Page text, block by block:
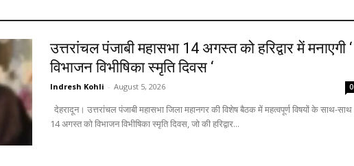
उत्तरांचल पंजाबी महासभा 14 अगस्त को हरिद्वार में मनाएगी ‘
विभाजन विभीषिका स्मृति दिवस ‘
Indresh Kohli - August 5, 2026 0
14 अगस्त को विभाजन विभीषिका स्मृति दिवस, जो की हरिद्वार...